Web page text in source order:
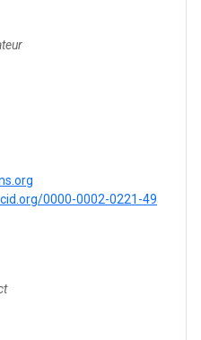
0000-0002-0221-49